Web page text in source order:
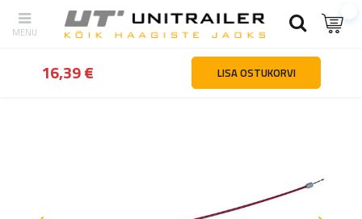
tagasi Kodu Haagiste osad ja tarvikud Teljed ja vedrustuse
16,39 € LISA OSTUKORVI